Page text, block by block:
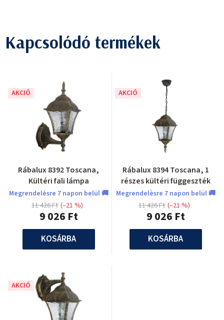
Kapcsolódó termékek
AKCIÓ
Rábalux 8392 Toscana,
Kültéri fali lámpa
Megrendelèsre 7 napon belül 🚚
9 026 Ft
11 426 Ft (–21 %)
KOSÁRBA
AKCIÓ
Rábalux 8394 Toscana, 1
részes kültéri függeszték
Megrendelèsre 7 napon belül 🚚
9 026 Ft
11 426 Ft (–21 %)
KOSÁRBA
AKCIÓ